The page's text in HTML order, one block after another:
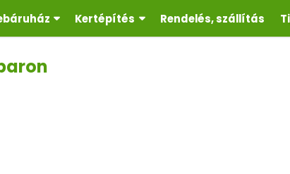
Kertépítés Rendelés, szállítás